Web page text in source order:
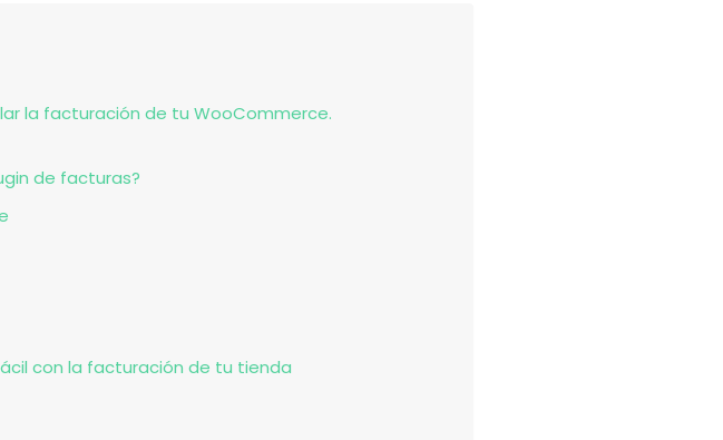
la facturación de tu WooCommerce.
de facturas?
con la facturación de tu tienda